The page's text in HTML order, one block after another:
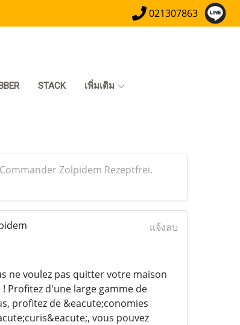
021307863
STACK เพิ่มเติม
Zolpidem Rezeptfrei.
แจ้งลบ
ne voulez pas quitter votre maison
Profitez d'une large gamme de
profitez de &eacute;conomies
vous pouvez